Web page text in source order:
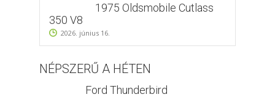
1975 Oldsmobile Cutlass
350 V8
2026. június 16.
NÉPSZERŰ A HÉTEN
Ford Thunderbird